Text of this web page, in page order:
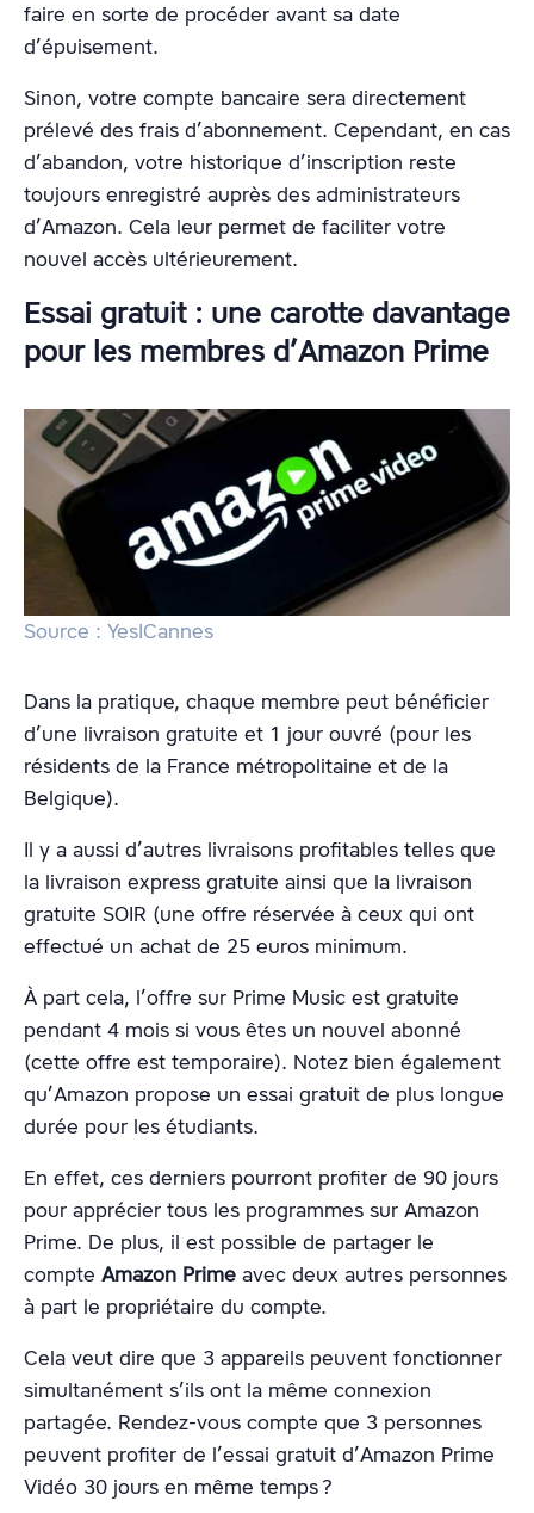
faire en sorte de procéder avant sa date
d’épuisement.
Sinon, votre compte bancaire sera directement
prélevé des frais d’abonnement. Cependant, en cas
d’abandon, votre historique d’inscription reste
toujours enregistré auprès des administrateurs
d’Amazon. Cela leur permet de faciliter votre
nouvel accès ultérieurement.
Essai gratuit : une carotte davantage
pour les membres d’Amazon Prime
Source : YesICannes
Dans la pratique, chaque membre peut bénéficier
d’une livraison gratuite et 1 jour ouvré (pour les
résidents de la France métropolitaine et de la
Belgique).
Il y a aussi d’autres livraisons profitables telles que
la livraison express gratuite ainsi que la livraison
gratuite SOIR (une offre réservée à ceux qui ont
effectué un achat de 25 euros minimum.
À part cela, l’offre sur Prime Music est gratuite
pendant 4 mois si vous êtes un nouvel abonné
(cette offre est temporaire). Notez bien également
qu’Amazon propose un essai gratuit de plus longue
durée pour les étudiants.
En effet, ces derniers pourront profiter de 90 jours
pour apprécier tous les programmes sur Amazon
Prime. De plus, il est possible de partager le
compte Amazon Prime avec deux autres personnes
à part le propriétaire du compte.
Cela veut dire que 3 appareils peuvent fonctionner
simultanément s’ils ont la même connexion
partagée. Rendez-vous compte que 3 personnes
peuvent profiter de l’essai gratuit d’Amazon Prime
Vidéo 30 jours en même temps ?